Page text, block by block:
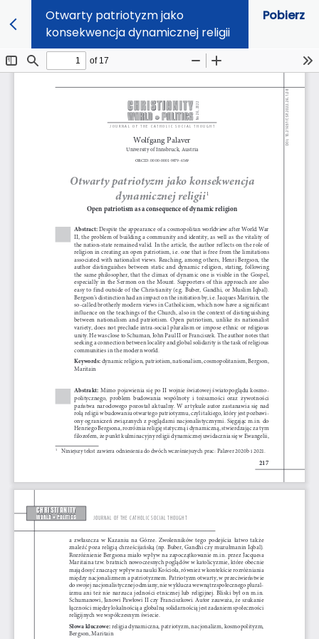
Otwarty patriotyzm jako
konsekwencja dynamicznej religii
Pobierz